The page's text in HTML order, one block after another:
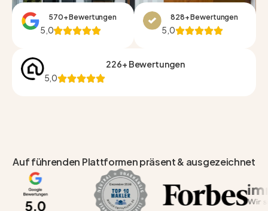
570+ Bewertungen
5,0
828+ Bewertungen
5,0
226+ Bewertungen
5,0
Auf führenden Plattformen präsent & ausgezeichnet